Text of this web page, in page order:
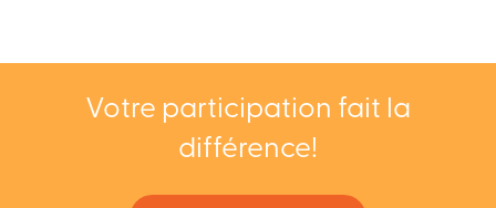
Votre participation fait la
différence!